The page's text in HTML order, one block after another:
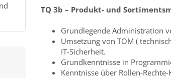
TQ 3b – Produkt- und
Grundlegende Administration
Umsetzung von TOM (
IT-Sicherheit.
Grundkenntnisse in
Kenntnisse über Rollen-